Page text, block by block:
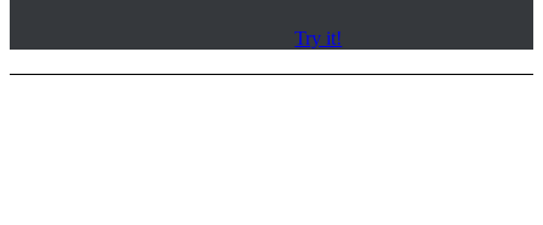
Try it!